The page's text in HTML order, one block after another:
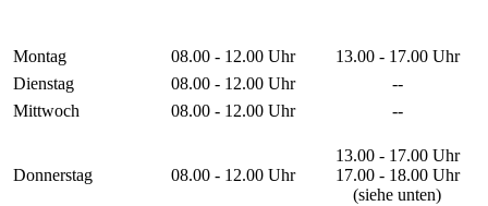
Montag 08.00 - 12.00 Uhr
13.00 - 17.00 Uhr
Dienstag
08.00 - 12.00 Uhr
--
Mittwoch
08.00 - 12.00 Uhr --
Donnerstag 08.00 - 12.00 Uhr
13.00 - 17.00 Uhr
17.00 - 18.00 Uhr
(siehe unten)